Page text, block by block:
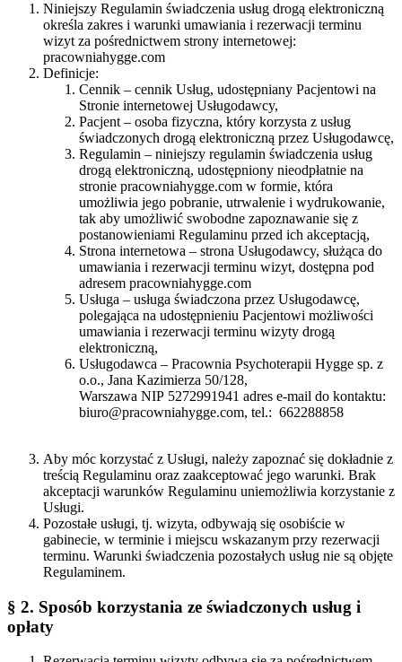
Niniejszy Regulamin świadczenia usług drogą elektroniczną
określa zakres i warunki umawiania i rezerwacji terminu
wizyt za pośrednictwem strony internetowej:
pracowniahygge.com
Definicje:
Cennik – cennik Usług, udostępniany Pacjentowi na
Stronie internetowej Usługodawcy,
Pacjent – osoba fizyczna, który korzysta z usług
świadczonych drogą elektroniczną przez Usługodawcę,
Regulamin – niniejszy regulamin świadczenia usług
drogą elektroniczną, udostępniony nieodpłatnie na
stronie pracowniahygge.com w formie, która
umożliwia jego pobranie, utrwalenie i wydrukowanie,
tak aby umożliwić swobodne zapoznawanie się z
postanowieniami Regulaminu przed ich akceptacją,
Strona internetowa – strona Usługodawcy, służąca do
umawiania i rezerwacji terminu wizyt, dostępna pod
adresem pracowniahygge.com
Usługa – usługa świadczona przez Usługodawcę,
polegająca na udostępnieniu Pacjentowi możliwości
umawiania i rezerwacji terminu wizyty drogą
elektroniczną,
Usługodawca – Pracownia Psychoterapii Hygge sp. z
o.o., Jana Kazimierza 50/128,
Warszawa NIP 5272991941 adres e-mail do kontaktu:
biuro@pracowniahygge.com, tel.: 662288858
Aby móc korzystać z Usługi, należy zapoznać się dokładnie z
treścią Regulaminu oraz zaakceptować jego warunki. Brak
akceptacji warunków Regulaminu uniemożliwia korzystanie z
Usługi.
Pozostałe usługi, tj. wizyta, odbywają się osobiście w
gabinecie, w terminie i miejscu wskazanym przy rezerwacji
terminu. Warunki świadczenia pozostałych usług nie są objęte
Regulaminem.
§ 2. Sposób korzystania ze świadczonych usług i
opłaty